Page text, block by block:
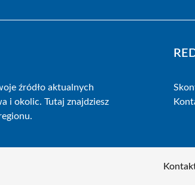
źródło aktualnych
i okolic. Tutaj znajdziesz